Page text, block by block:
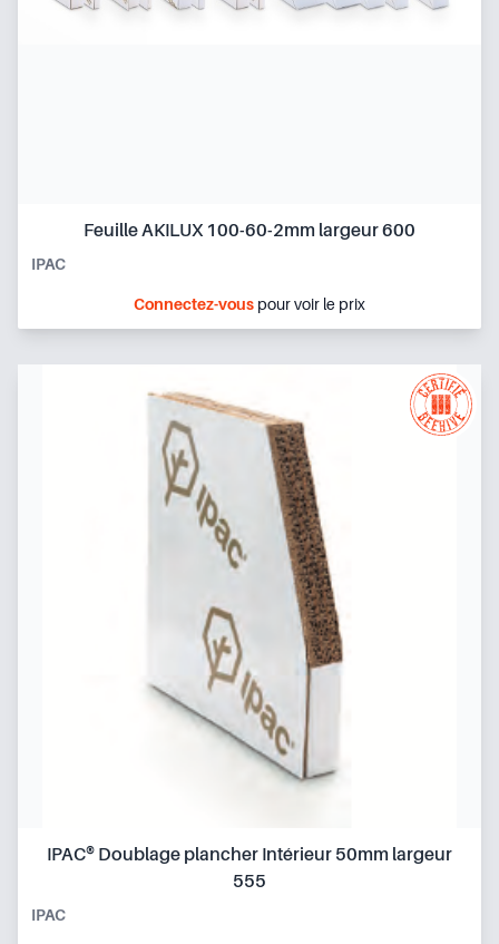
Feuille AKILUX 100-60-2mm largeur 600
IPAC
Connectez-vous pour voir le prix
IPAC® Doublage plancher Intérieur 50mm largeur
555
IPAC